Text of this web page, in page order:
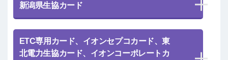
新潟県生協カード
ETC専用カード、イオンセプコカード、東
北電力生協カード、イオンコーポレートカ